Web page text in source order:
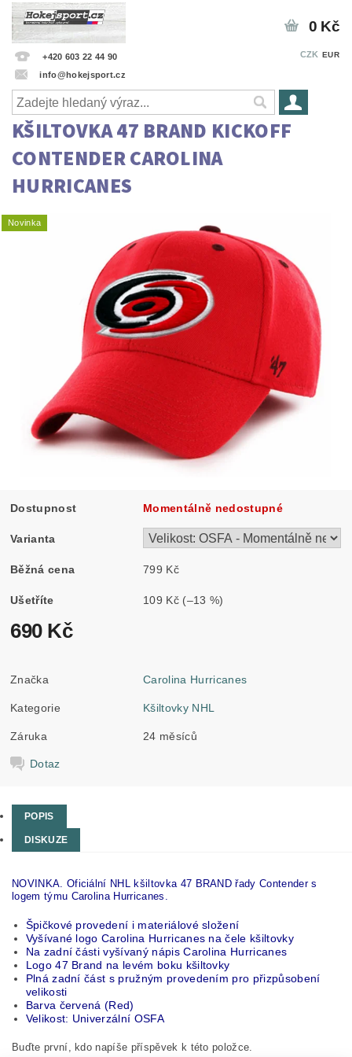
+420 603 22 44 90
info@hokejsport.cz
CZK EUR
0 Kč
KŠILTOVKA 47 BRAND KICKOFF
CONTENDER CAROLINA
HURRICANES
Novinka
Dostupnost Momentálně nedostupné
Varianta
Běžná cena 799 Kč
Ušetříte 109 Kč (–13 %)
690 Kč
Značka Carolina Hurricanes
Kategorie Kšiltovky NHL
Záruka 24 měsíců
Dotaz
POPIS
DISKUZE
NOVINKA. Oficiální NHL kšiltovka 47 BRAND řady Contender s
logem týmu Carolina Hurricanes.
Špičkové provedení i materiálové složení
Vyšívané logo Carolina Hurricanes na čele kšiltovky
Na zadní části vyšívaný nápis Carolina Hurricanes
Logo 47 Brand na levém boku kšiltovky
Plná zadní část s pružným provedením pro přizpůsobení
velikosti
Barva červená (Red)
Velikost: Univerzální OSFA
Buďte první, kdo napíše příspěvek k této položce.